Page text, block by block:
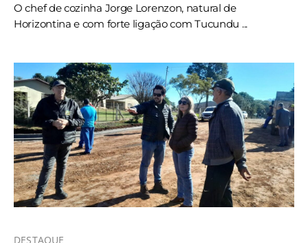
O chef de cozinha Jorge Lorenzon, natural de
Horizontina e com forte ligação com Tucundu ...
DESTAQUE